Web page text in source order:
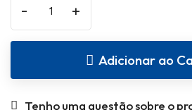
- +
Adicionar ao
Tenho uma questão sobre o